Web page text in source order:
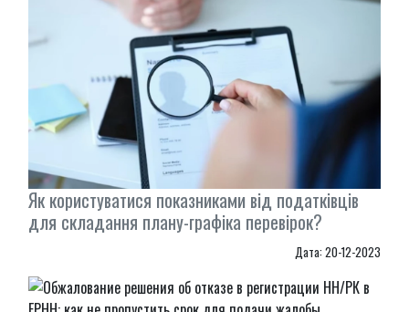
Як користуватися показниками від податківців
для складання плану-графіка перевірок?
Дата: 20-12-2023